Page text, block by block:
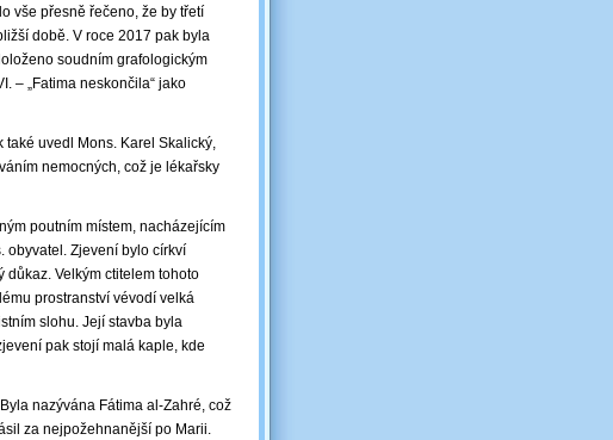
vše přesně řečeno, že by třetí
době. V roce 2017 pak byla
soudním grafologickým
– „Fatima neskončila“ jako
také uvedl Mons. Karel Skalický,
nemocných, což je lékařsky
poutním místem, nacházejícím
obyvatel. Zjevení bylo církví
Velkým ctitelem tohoto
prostranství vévodí velká
slohu. Její stavba byla
pak stojí malá kaple, kde
nazývána Fátima al-Zahré, což
za nejpožehnanější po Marii.